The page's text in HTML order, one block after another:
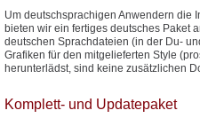
Um deutschsprachigen Anwendern die
bieten wir ein fertiges deutsches Paket
deutschen Sprachdateien (in der Du-
Grafiken für den mitgelieferten Style
herunterlädst, sind keine zusätzlichen
Komplett- und Updatepaket